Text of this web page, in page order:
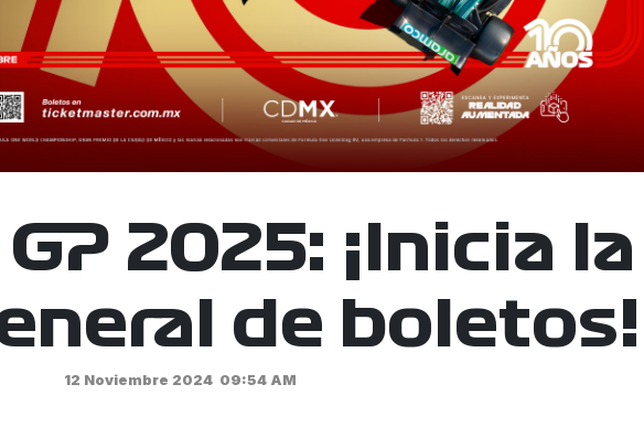
2025: ¡Inicia la
de boletos!
12 Noviembre 2024 09:54 AM